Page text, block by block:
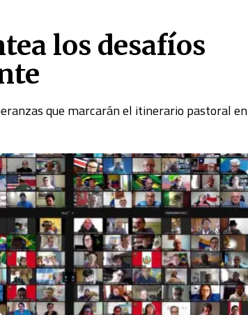
los desafíos
que marcarán el itinerario pastoral en